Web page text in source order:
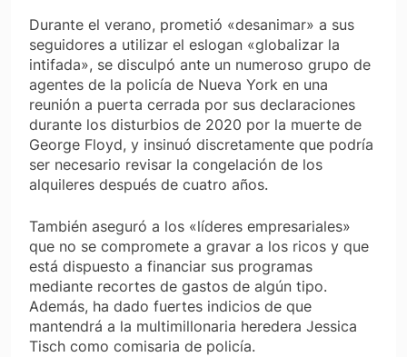
Durante el verano, prometió «desanimar» a sus
seguidores a utilizar el eslogan «globalizar la
intifada», se disculpó ante un numeroso grupo de
agentes de la policía de Nueva York en una
reunión a puerta cerrada por sus declaraciones
durante los disturbios de 2020 por la muerte de
George Floyd, y insinuó discretamente que podría
ser necesario revisar la congelación de los
alquileres después de cuatro años.
También aseguró a los «líderes empresariales»
que no se compromete a gravar a los ricos y que
está dispuesto a financiar sus programas
mediante recortes de gastos de algún tipo.
Además, ha dado fuertes indicios de que
mantendrá a la multimillonaria heredera Jessica
Tisch como comisaria de policía.